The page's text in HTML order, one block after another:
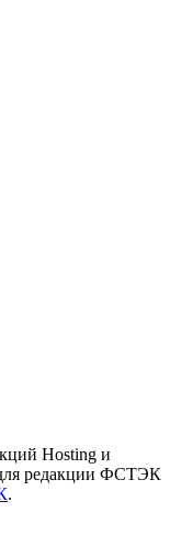
Hosting и
редакции ФСТЭК
.